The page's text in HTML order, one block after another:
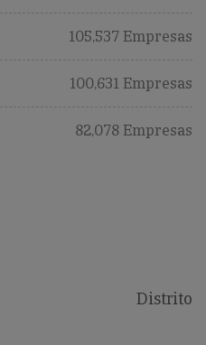
105,537 Empresas
100,631 Empresas
82,078 Empresas
Distrito